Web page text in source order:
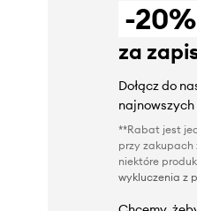
-20%
za
Dołącz do
**Rabat jest
przy zakupach
niektóre
wykluczenia z